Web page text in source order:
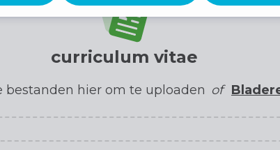
curriculum vitae
bestanden hier om te uploaden of